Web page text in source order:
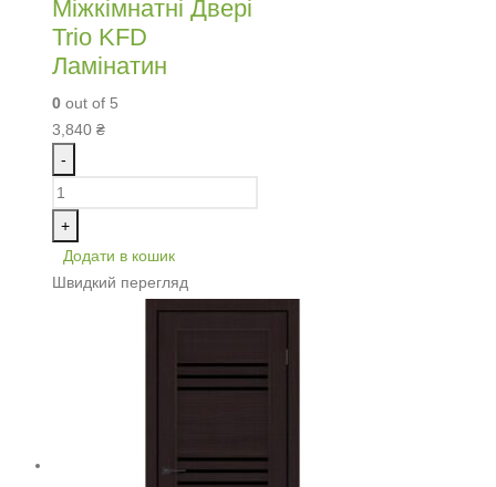
Міжкімнатні Двері
Trio KFD
Ламінатин
0 out of 5
3,840 ₴
-
+
Додати в кошик
Швидкий перегляд